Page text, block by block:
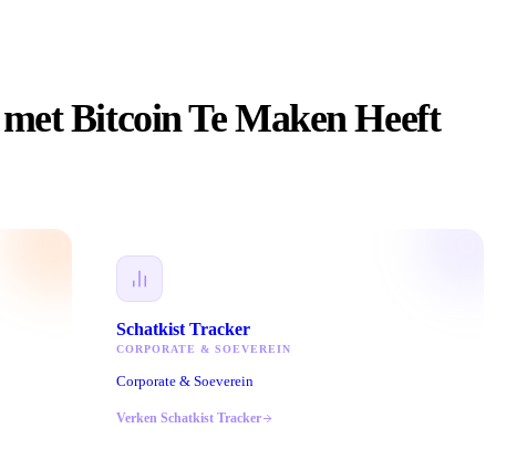
Bitcoin Te Maken Heeft
Schatkist Tracker
CORPORATE & SOEVEREIN
Corporate & Soeverein
Verken Schatkist Tracker